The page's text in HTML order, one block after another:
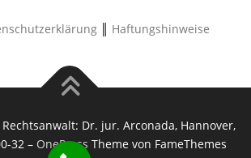
Haftungshinweise
Dr. jur. Arconada, Hannover,
32 – OnePress Theme von FameThemes